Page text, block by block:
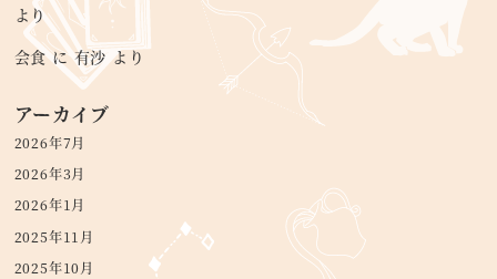
より
会食に有沙 より
アーカイブ
2026年7月
2026年3月
2026年1月
2025年11月
2025年10月